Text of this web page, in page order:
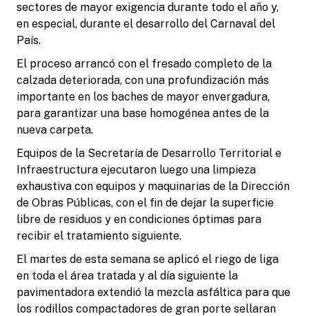
sectores de mayor exigencia durante todo el año y,
en especial, durante el desarrollo del Carnaval del
País.
El proceso arrancó con el fresado completo de la
calzada deteriorada, con una profundización más
importante en los baches de mayor envergadura,
para garantizar una base homogénea antes de la
nueva carpeta.
Equipos de la Secretaría de Desarrollo Territorial e
Infraestructura ejecutaron luego una limpieza
exhaustiva con equipos y maquinarias de la Dirección
de Obras Públicas, con el fin de dejar la superficie
libre de residuos y en condiciones óptimas para
recibir el tratamiento siguiente.
El martes de esta semana se aplicó el riego de liga
en toda el área tratada y al día siguiente la
pavimentadora extendió la mezcla asfáltica para que
los rodillos compactadores de gran porte sellaran